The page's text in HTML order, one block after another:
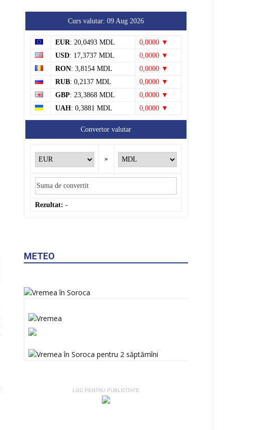
Mediului: „Vom continua...
Știri 7 august 2026
Tătărăuca Veche, în alertă
de exercițiu. Simulări de
incendii și intervenții de
salvare
Curs valutar: 09 Aug 2026
USD: 17,3737 MDL
Rezultat: